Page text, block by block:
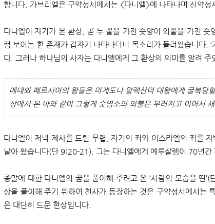
합니다. 가브리엘은 구약성서에서는 <다니엘>에 나타나며 신약성
다니엘이 자기가 본 환상, 곧 두 뿔을 가진 숫양이 외뿔을 가진
럼 보이는 한 존재가 갑자기 나타나더니 목소리가 들려왔습니다.
다. 그러나 하나님의 사자는 다니엘에게 그 환상의 의미를 알려 주
메대와 페르시아의 왕들은 마게도냐 알렉산더 대왕에게 굴복당
상에서 본 바와 같이 그렇게 숫염소의 외뿔은 부러지고 이어서
다니엘이 저녁 제사를 드릴 무렵, 자기의 죄와 이스라엘의 죄를
날아 왔습니다(단 9:20-21). 그는 다니엘에게 예루살렘이 70년간
종말에 대한 다니엘의 꿈을 풀이해 주려고 온 ‘사람의 모습을 띤
상을 풀이해 주기 위하여 천사가 등장하는 것은 구약성서에서는
은 대단히 드문 현상입니다.